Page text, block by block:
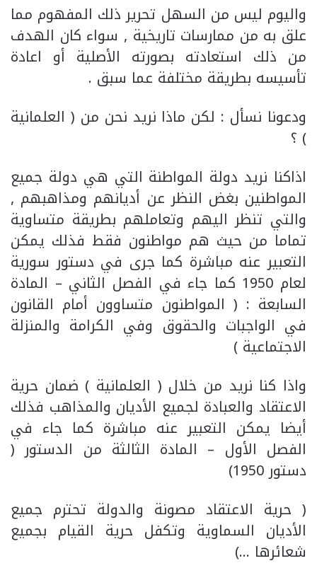
واليوم ليس من السهل تحرير ذلك المفهوم مما
علق به من ممارسات تاريخية , سواء كان الهدف
من ذلك استعادته بصورته الأصلية أو اعادة
تأسيسه بطريقة مختلفة عما سبق .
ودعونا نسأل : لكن ماذا نريد نحن من ( العلمانية
) ؟
اذاكنا نريد دولة المواطنة التي هي دولة جميع
المواطنين بغض النظر عن أديانهم ومذاهبهم ,
والتي تنظر اليهم وتعاملهم بطريقة متساوية
تماما من حيث هم مواطنون فقط فذلك يمكن
التعبير عنه مباشرة كما جرى في دستور سورية
لعام 1950 كما جاء في الفصل الثاني – المادة
السابعة : ( المواطنون متساوون أمام القانون
في الواجبات والحقوق وفي الكرامة والمنزلة
الاجتماعية )
واذا كنا نريد من خلال ( العلمانية ) ضمان حرية
الاعتقاد والعبادة لجميع الأديان والمذاهب فذلك
أيضا يمكن التعبير عنه مباشرة كما جاء في
الفصل الأول – المادة الثالثة من الدستور (
دستور 1950)
( حرية الاعتقاد مصونة والدولة تحترم جميع
الأديان السماوية وتكفل حرية القيام بجميع
شعائرها …)